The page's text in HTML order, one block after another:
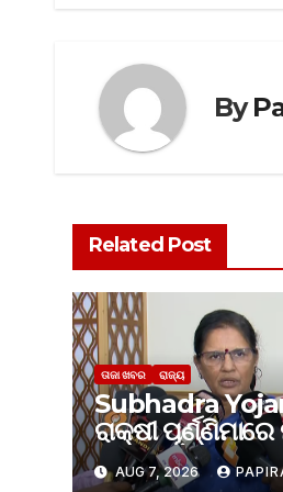
By
Related Post
ତାଜା ଖବର ରାଜ୍ୟ
Subhadra
ରାକ୍ଷୀ
ସୁଭଦ୍ରା ଟଙ୍କା
AUG 7, 2026